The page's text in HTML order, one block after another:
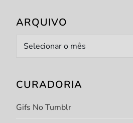
ARQUIVO
Arquivo
CURADORIA
Gifs No Tumblr